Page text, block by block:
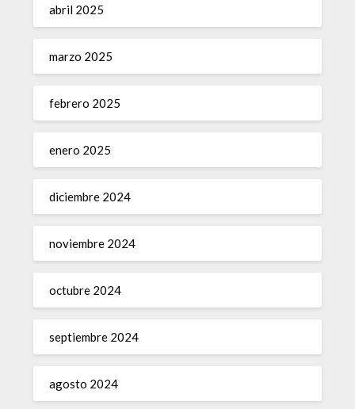
abril 2025
marzo 2025
febrero 2025
enero 2025
diciembre 2024
noviembre 2024
octubre 2024
septiembre 2024
agosto 2024